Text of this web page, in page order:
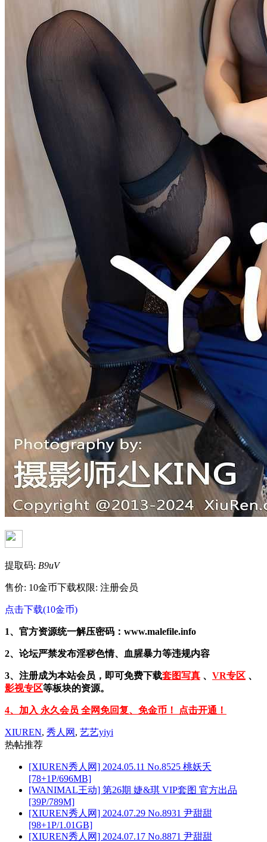
提取码: B9uV
售价: 10金币下载权限: 注册会员
点击下载(10金币)
1、官方资源统一解压密码：www.malefile.info
2、论坛严禁发布淫秽色情、血腥暴力等违规内容
3、注册成为本站会员，即可免费下载套图写真 、 VR专区 、
影视专区等板块的资源。
4、加入 永久会员 全网免回复、免金币！ 点击开通！
XIUREN, 秀人网 , 艺艺yiyi
热帖推荐
[XIUREN秀人网] 2024.05.11 No.8525 桃妖夭
[78+1P/696MB]
[WANIMAL王动] 第26期 婕&琪 VIP套图 官方出品
[39P/789M]
[XIUREN秀人网] 2024.07.29 No.8931 尹甜甜
[98+1P/1.01GB]
[XIUREN秀人网] 2024.07.17 No.8871 尹甜甜